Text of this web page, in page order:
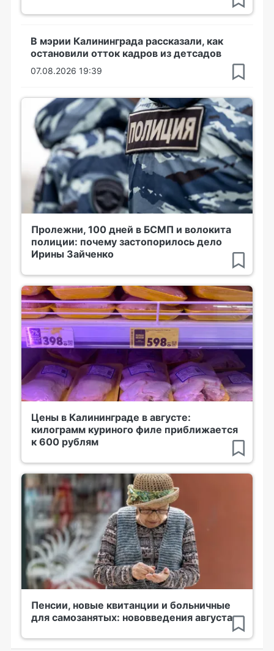
В мэрии Калининграда рассказали, как
остановили отток кадров из детсадов
07.08.2026 19:39
Пролежни, 100 дней в БСМП и волокита
полиции: почему застопорилось дело
Ирины Зайченко
Цены в Калининграде в августе:
килограмм куриного филе приближается
к 600 рублям
Пенсии, новые квитанции и больничные
для самозанятых: нововведения августа